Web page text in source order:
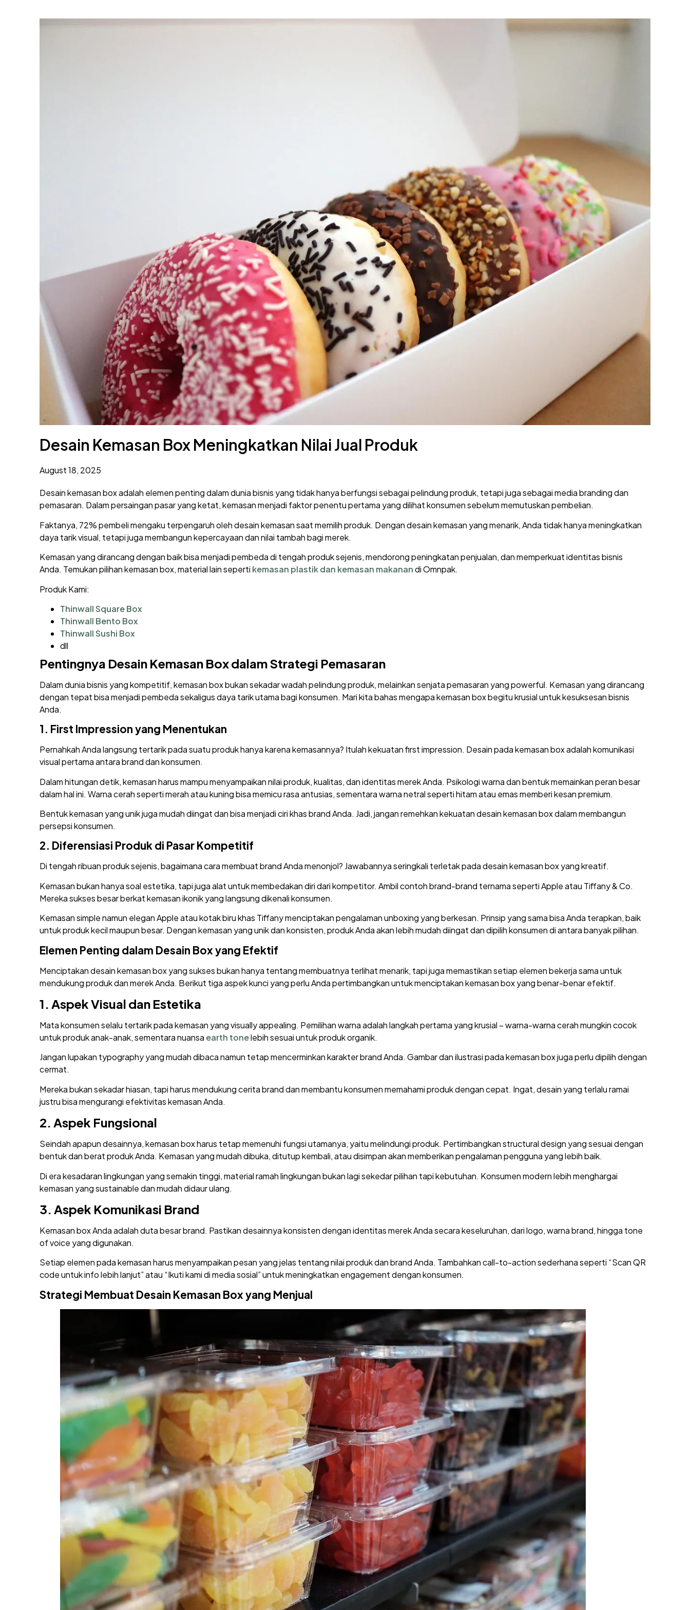
Desain Kemasan Box Meningkatkan Nilai Jual Produk
August 18, 2025
Desain kemasan box adalah elemen penting dalam dunia bisnis yang tidak hanya berfungsi sebagai pelindung produk, tetapi juga sebagai media branding dan
pemasaran. Dalam persaingan pasar yang ketat, kemasan menjadi faktor penentu pertama yang dilihat konsumen sebelum memutuskan pembelian.
Faktanya, 72% pembeli mengaku terpengaruh oleh desain kemasan saat memilih produk. Dengan desain kemasan yang menarik, Anda tidak hanya meningkatkan
daya tarik visual, tetapi juga membangun kepercayaan dan nilai tambah bagi merek.
Kemasan yang dirancang dengan baik bisa menjadi pembeda di tengah produk sejenis, mendorong peningkatan penjualan, dan memperkuat identitas bisnis
Anda. Temukan pilihan kemasan box, material lain seperti kemasan plastik dan kemasan makanandi Omnpak.
Produk Kami:
Thinwall Square Box
Thinwall Bento Box
Thinwall Sushi Box
dll
Pentingnya Desain Kemasan Box dalam Strategi Pemasaran
Dalam dunia bisnis yang kompetitif, kemasan box bukan sekadar wadah pelindung produk, melainkan senjata pemasaran yang powerful. Kemasan yang dirancang
dengan tepat bisa menjadi pembeda sekaligus daya tarik utama bagi konsumen. Mari kita bahas mengapa kemasan box begitu krusial untuk kesuksesan bisnis
Anda.
1. First Impression yang Menentukan
Pernahkah Anda langsung tertarik pada suatu produk hanya karena kemasannya? Itulah kekuatan first impression. Desain pada kemasan box adalah komunikasi
visual pertama antara brand dan konsumen.
Dalam hitungan detik, kemasan harus mampu menyampaikan nilai produk, kualitas, dan identitas merek Anda. Psikologi warna dan bentuk memainkan peran besar
dalam hal ini. Warna cerah seperti merah atau kuning bisa memicu rasa antusias, sementara warna netral seperti hitam atau emas memberi kesan premium.
Bentuk kemasan yang unik juga mudah diingat dan bisa menjadi ciri khas brand Anda. Jadi, jangan remehkan kekuatan desain kemasan box dalam membangun
persepsi konsumen.
2. Diferensiasi Produk di Pasar Kompetitif
Di tengah ribuan produk sejenis, bagaimana cara membuat brand Anda menonjol? Jawabannya seringkali terletak pada desain kemasan box yang kreatif.
Kemasan bukan hanya soal estetika, tapi juga alat untuk membedakan diri dari kompetitor. Ambil contoh brand-brand ternama seperti Apple atau Tiffany & Co.
Mereka sukses besar berkat kemasan ikonik yang langsung dikenali konsumen.
Kemasan simple namun elegan Apple atau kotak biru khas Tiffany menciptakan pengalaman unboxing yang berkesan. Prinsip yang sama bisa Anda terapkan, baik
untuk produk kecil maupun besar. Dengan kemasan yang unik dan konsisten, produk Anda akan lebih mudah diingat dan dipilih konsumen di antara banyak pilihan.
Elemen Penting dalam Desain Box yang Efektif
Menciptakan desain kemasan box yang sukses bukan hanya tentang membuatnya terlihat menarik, tapi juga memastikan setiap elemen bekerja sama untuk
mendukung produk dan merek Anda. Berikut tiga aspek kunci yang perlu Anda pertimbangkan untuk menciptakan kemasan box yang benar-benar efektif.
1.Aspek Visual dan Estetika
Mata konsumen selalu tertarik pada kemasan yang visually appealing. Pemilihan warna adalah langkah pertama yang krusial – warna-warna cerah mungkin cocok
untuk produk anak-anak, sementara nuansa earth tonelebih sesuai untuk produk organik.
Jangan lupakan typography yang mudah dibaca namun tetap mencerminkan karakter brand Anda. Gambar dan ilustrasi pada kemasan box juga perlu dipilih dengan
cermat.
Mereka bukan sekadar hiasan, tapi harus mendukung cerita brand dan membantu konsumen memahami produk dengan cepat. Ingat, desain yang terlalu ramai
justru bisa mengurangi efektivitas kemasan Anda.
2.Aspek Fungsional
Seindah apapun desainnya, kemasan box harus tetap memenuhi fungsi utamanya, yaitu melindungi produk. Pertimbangkan structural design yang sesuai dengan
bentuk dan berat produk Anda. Kemasan yang mudah dibuka, ditutup kembali, atau disimpan akan memberikan pengalaman pengguna yang lebih baik.
Di era kesadaran lingkungan yang semakin tinggi, material ramah lingkungan bukan lagi sekedar pilihan tapi kebutuhan. Konsumen modern lebih menghargai
kemasan yang sustainable dan mudah didaur ulang.
3. Aspek Komunikasi Brand
Kemasan box Anda adalah duta besar brand. Pastikan desainnya konsisten dengan identitas merek Anda secara keseluruhan, dari logo, warna brand, hingga tone
of voice yang digunakan.
Setiap elemen pada kemasan harus menyampaikan pesan yang jelas tentang nilai produk dan brand Anda. Tambahkan call-to-action sederhana seperti “Scan QR
code untuk info lebih lanjut” atau “Ikuti kami di media sosial” untuk meningkatkan engagement dengan konsumen.
Strategi Membuat Desain Kemasan Box yang Menjual